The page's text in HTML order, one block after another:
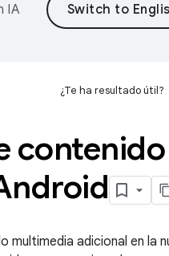
IA
¿Te ha resultado útil?
contenido
adicional en la